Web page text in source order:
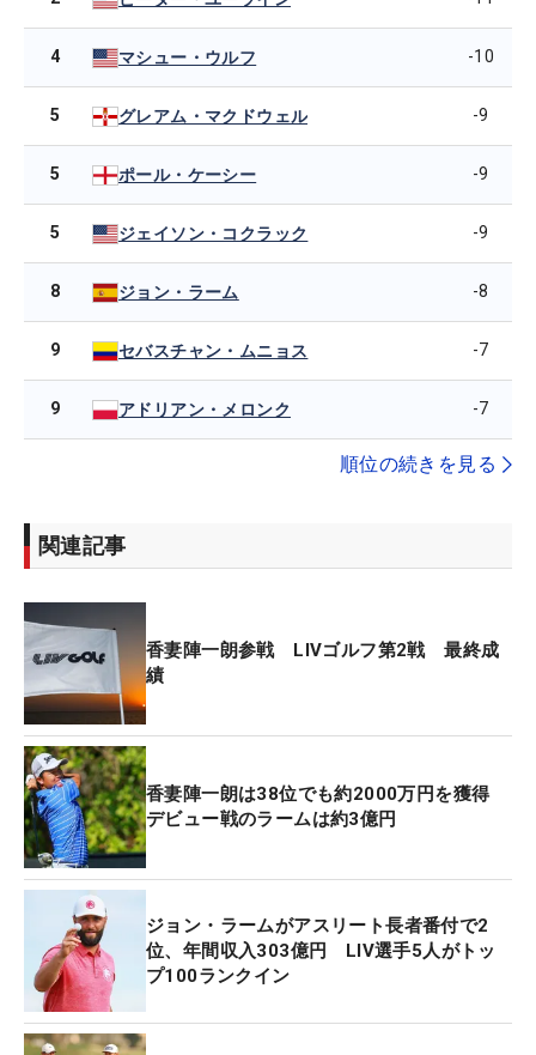
4 マシュー・ウルフ -10
5 グレアム・マクドウェル -9
5 ポール・ケーシー -9
5 ジェイソン・コクラック -9
8 ジョン・ラーム -8
9 セバスチャン・ムニョス -7
9 アドリアン・メロンク -7
順位の続きを見る
関連記事
香妻陣一朗参戦 LIVゴルフ第2戦 最終成
績
香妻陣一朗は38位でも約2000万円を獲得
デビュー戦のラームは約3億円
ジョン・ラームがアスリート長者番付で2
位、年間収入303億円 LIV選手5人がトッ
プ100ランクイン